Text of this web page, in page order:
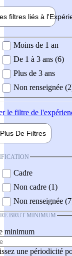
filtres liés à l'
demandée
Moins de 1 an
De 1 à 3 ans (6)
Plus de 3 ans
Non renseignée
le filtre de
Plus De Filtres
Cadre
Non cadre (1)
Non renseignée
BRUT MINIMUM
minimum
une périodicité